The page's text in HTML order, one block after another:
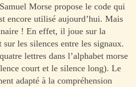
Morse propose le code qui
encore utilisé aujourd’hui. Mais
! En effet, il joue sur la
les silences entre les signaux.
lettres dans l’alphabet morse
court et le silence long). Le
adapté à la compréhension